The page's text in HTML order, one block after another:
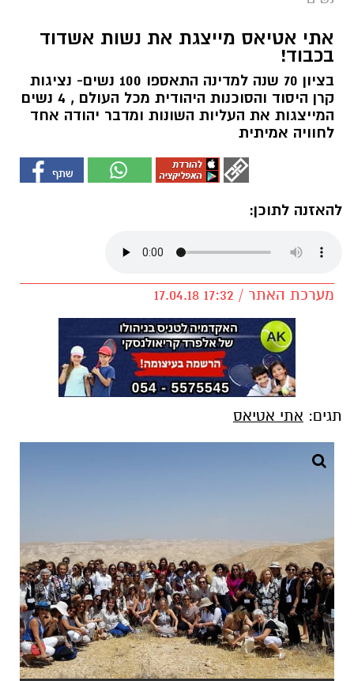
אתי אטיאס מייצגת את נשות אשדוד
בכבוד!
בציון 70 שנה למדינה התאספו 100 נשים- נציגות
קרן היסוד והסוכנות היהודית מכל העולם , 4 נשים
המייצגות את העליות השונות ומדבר יהודה אחד
לחוויה אמיתית
להאזנה לתוכן:
מערכת האתר / 17:32 17.04.18
תגים: אתי אטיאס